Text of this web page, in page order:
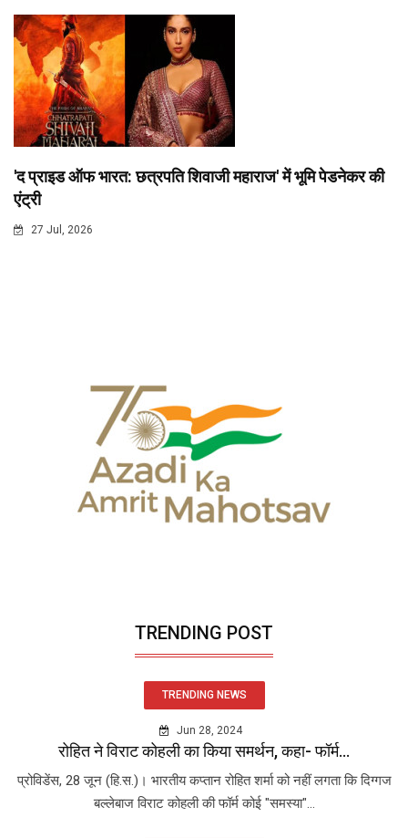
'द प्राइड ऑफ भारत: छत्रपति शिवाजी महाराज' में भूमि पेडनेकर की
एंट्री
27 Jul, 2026
TRENDING POST
TRENDING NEWS
Jun 28, 2024
रोहित ने विराट कोहली का किया समर्थन, कहा- फॉर्म...
प्रोविडेंस, 28 जून (हि.स.)। भारतीय कप्तान रोहित शर्मा को नहीं लगता कि दिग्गज
बल्लेबाज विराट कोहली की फॉर्म कोई "समस्या"...